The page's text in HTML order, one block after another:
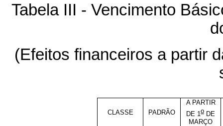
Tabela III - Vencimento
(Efeitos financeiros a partir
A PARTIR
CLASSE
PADRÃO DE 1o DE
MARÇO